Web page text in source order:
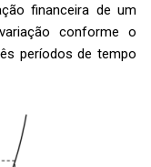
financeira de um
conforme o
períodos de tempo